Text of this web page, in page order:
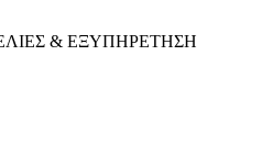
& ΕΞΥΠΗΡΕΤΗΣΗ